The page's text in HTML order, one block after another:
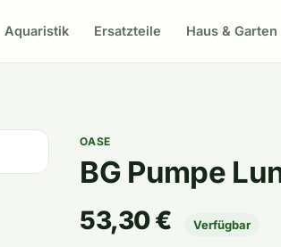
Aquaristik Ersatzteile Haus & Garten
OASE
BG Pumpe
53,30 € Verfügbar